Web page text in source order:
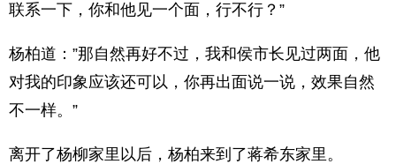
联系一下，你和他见一个面，行不行？”
杨柏道：”那自然再好不过，我和侯市长见过两面，他
对我的印象应该还可以，你再出面说一说，效果自然
不一样。”
离开了杨柳家里以后，杨柏来到了蒋希东家里。